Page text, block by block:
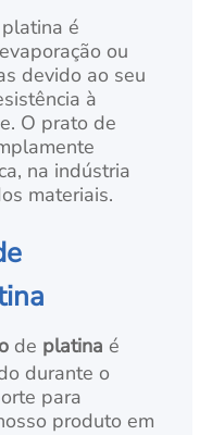
é
ou
devido ao seu
à
O prato de
na indústria
materiais.
de platina é
durante o
para
produto em